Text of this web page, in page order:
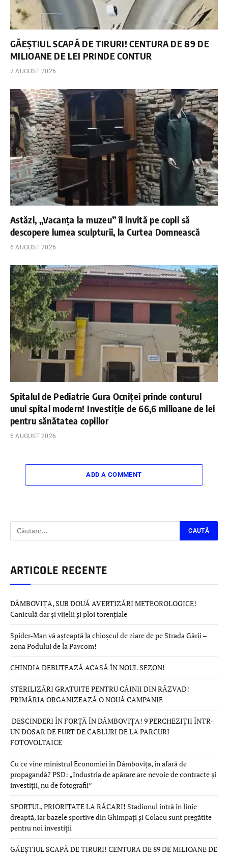
GĂEȘTIUL SCAPĂ DE TIRURI! CENTURA DE 89 DE
MILIOANE DE LEI PRINDE CONTUR
7 AUGUST 2026
Astăzi, „Vacanța la muzeu” îi invită pe copii să
descopere lumea sculpturii, la Curtea Domnească
6 AUGUST 2026
Spitalul de Pediatrie Gura Ocniței prinde conturul
unui spital modern! Investiție de 66,6 milioane de lei
pentru sănătatea copiilor
6 AUGUST 2026
ADD A COMMENT
ARTICOLE RECENTE
DÂMBOVIȚA, SUB DOUĂ AVERTIZĂRI METEOROLOGICE!
Caniculă dar și vijelii și ploi torențiale
Spider-Man vă așteaptă la chioșcul de ziare de pe Strada Gării –
zona Podului de la Pavcom!
CHINDIA DEBUTEAZĂ ACASĂ ÎN NOUL SEZON!
STERILIZĂRI GRATUITE PENTRU CÂINII DIN RĂZVAD!
PRIMĂRIA ORGANIZEAZĂ O NOUĂ CAMPANIE
DESCINDERI ÎN FORȚĂ ÎN DÂMBOVIȚA! 9 PERCHEZIȚII ÎNTR-
UN DOSAR DE FURT DE CABLURI DE LA PARCURI
FOTOVOLTAICE
Cu ce vine ministrul Economiei în Dâmbovița, în afară de
propagandă? PSD: „Industria de apărare are nevoie de contracte și
investiții, nu de fotografii”
SPORTUL, PRIORITATE LA RĂCARI! Stadionul intră în linie
dreaptă, iar bazele sportive din Ghimpați și Colacu sunt pregătite
pentru noi investiții
GĂEȘTIUL SCAPĂ DE TIRURI! CENTURA DE 89 DE MILIOANE DE